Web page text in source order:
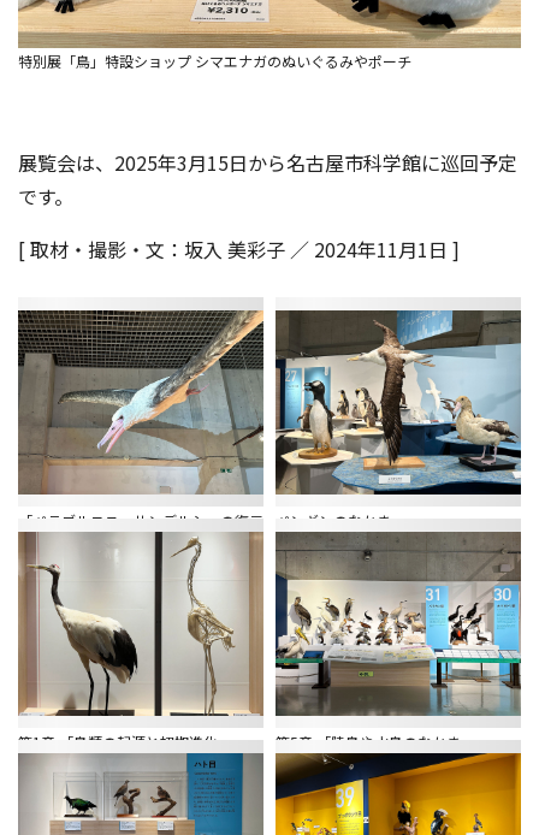
特別展「鳥」特設ショップ シマエナガのぬいぐるみやポーチ
展覧会は、2025年3月15日から名古屋市科学館に巡回予定
です。
[ 取材・撮影・文：坂入 美彩子 ／ 2024年11月1日 ]
「ペラゴルニス・サンデルシ」の復元 ペンギンのなかま
第1章 「鳥類の起源と初期進化」 第5章 「陸鳥や水鳥のなかま」